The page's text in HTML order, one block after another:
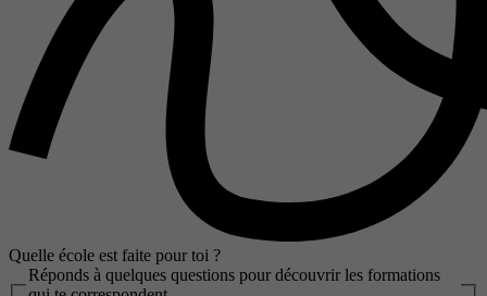
Quelle école est faite pour toi ?
Réponds à quelques questions pour découvrir les formations